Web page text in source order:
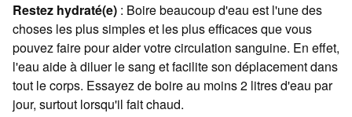
Restez hydraté(e) : Boire beaucoup d'eau est l'une des
choses les plus simples et les plus efficaces que vous
pouvez faire pour aider votre circulation sanguine. En effet,
l'eau aide à diluer le sang et facilite son déplacement dans
tout le corps. Essayez de boire au moins 2 litres d'eau par
jour, surtout lorsqu'il fait chaud.